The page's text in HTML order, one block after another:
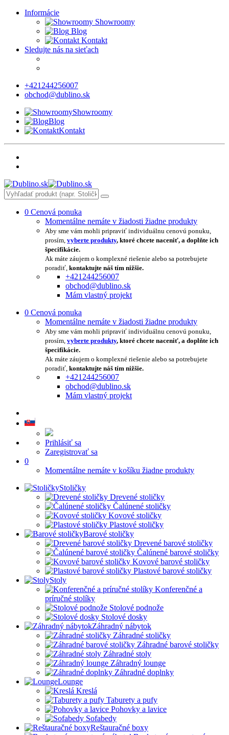
Informácie
Showroomy
Blog
Kontakt
Sledujte nás na sieťach
+421244256007
obchod@dublino.sk
Showroomy
Blog
Kontakt
0 Cenová ponuka
Momentálne nemáte v žiadosti žiadne produkty
Aby sme vám mohli pripraviť individuálnu cenovú ponuku,
prosím, vyberte produkty, ktoré chcete naceniť, a doplňte ich
špecifikácie.
Ak máte záujem o komplexné riešenie alebo sa potrebujete
poradiť, kontaktujte náš tím nižšie.
+421244256007
obchod@dublino.sk
Mám vlastný projekt
0 Cenová ponuka
Momentálne nemáte v žiadosti žiadne produkty
Aby sme vám mohli pripraviť individuálnu cenovú ponuku,
prosím, vyberte produkty, ktoré chcete naceniť, a doplňte ich
špecifikácie.
Ak máte záujem o komplexné riešenie alebo sa potrebujete
poradiť, kontaktujte náš tím nižšie.
+421244256007
obchod@dublino.sk
Mám vlastný projekt
Prihlásiť sa
Zaregistrovať sa
0
Momentálne nemáte v košíku žiadne produkty
Stoličky
Drevené stoličky
Čalúnené stoličky
Kovové stoličky
Plastové stoličky
Barové stoličky
Drevené barové stoličky
Čalúnené barové stoličky
Kovové barové stoličky
Plastové barové stoličky
Stoly
Konferenčné a
príručné stolíky
Stolové podnože
Stolové dosky
Záhradný nábytok
Záhradné stoličky
Záhradné barové stoličky
Záhradné stoly
Záhradný lounge
Záhradné doplnky
Lounge
Kreslá
Taburety a pufy
Pohovky a lavice
Sofabedy
Reštauračné boxy